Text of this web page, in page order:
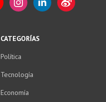
CATEGORÍAS
Política
Tecnología
Economía